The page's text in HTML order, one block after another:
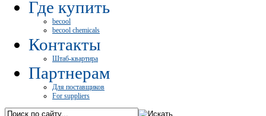
Где купить
becool
becool chemicals
Контакты
Штаб-квартира
Партнерам
Для поставщиков
For suppliers